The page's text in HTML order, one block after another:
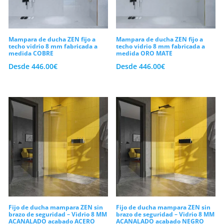
de luz, consiguiendo que todo el
ambiente se perciba más amplio y
despejado. Por otro lado, la fijación
mediante un brazo estabilizador de alta
consistencia garantiza una firmeza
Sin embargo, que se trate de un formato
exento no significa que las salpicaduras
de agua vayan a invadir el resto de la
estancia. Como consecuencia de un
riguroso estudio de las dimensiones del
vidrio, la pantalla retiene la humedad en
el área de ducha con gran efectividad. Así
pues, realizarás una inversión excelente
Mampara de ducha ZEN fijo a
techo vidrio 8 mm fabricada a
medida COBRE
Desde 446.00€
Mampara de ducha ZEN fijo a
techo vidrio 8 mm fabricada a
medida ORO MATE
Desde446.00€
Fijo de ducha mampara ZEN sin
brazo de seguridad – Vidrio 8 MM
ACANALADO acabado ACERO
Fijo de ducha mampara ZEN sin
brazo de seguridad – Vidrio 8 MM
ACANALADO acabado NEGRO